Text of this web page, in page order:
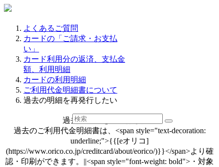
よくあるご質問
カードの「ご請求・お支払
い」
カード利用分の返済、支払金
額、利用明細
カードの利用明細
ご利用代金明細書について
過去の明細を再発行したい
過去の明細を再発行したい
過去のご利用代金明細書は、<span style="text-decoration:
underline;">{{[eオリコ]
(https://www.orico.co.jp/creditcard/about/eorico/)}}</span>より確
認・印刷ができます。||<span style="font-weight: bold">・対象